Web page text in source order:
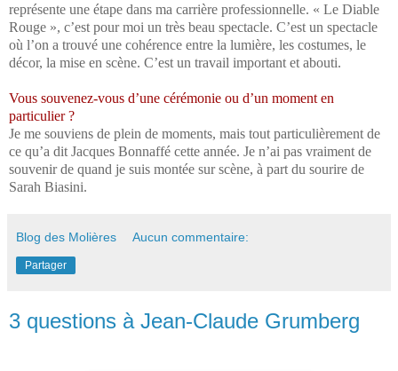
représente une étape dans ma carrière professionnelle. « Le Diable
Rouge », c’est pour moi un très beau spectacle. C’est un spectacle
où l’on a trouvé une cohérence entre la lumière, les costumes, le
décor, la mise en scène. C’est un travail important et abouti.
Vous souvenez-vous d’une cérémonie ou d’un moment en
particulier ?
Je me souviens de plein de moments, mais tout particulièrement de
ce qu’a dit Jacques Bonnaffé cette année. Je n’ai pas vraiment de
souvenir de quand je suis montée sur scène, à part du sourire de
Sarah Biasini.
Blog des Molières Aucun commentaire:
Partager
3 questions à Jean-Claude Grumberg